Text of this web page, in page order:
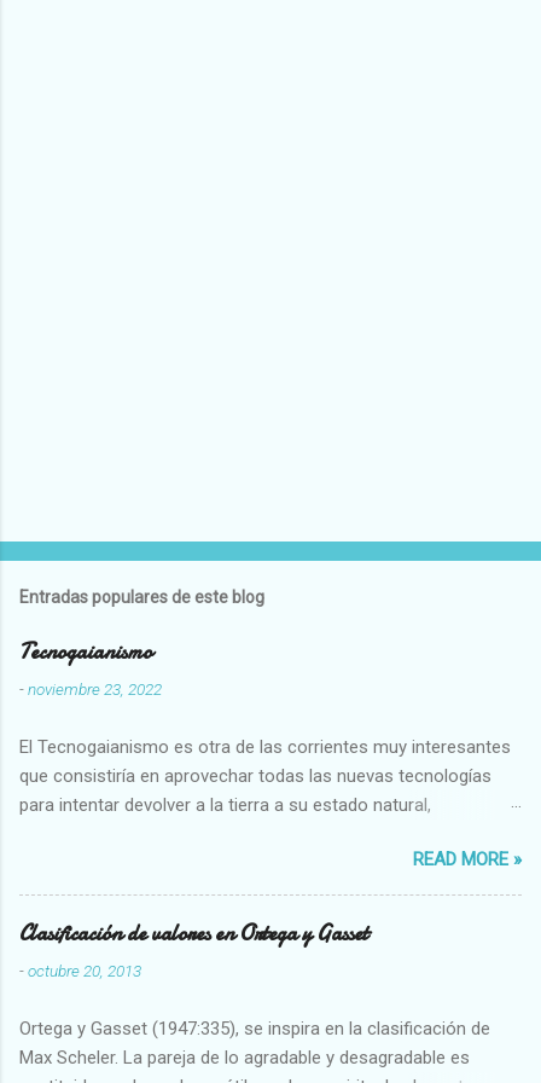
Entradas populares de este blog
Tecnogaianismo
-noviembre 23, 2022
El Tecnogaianismo es otra de las corrientes muy interesantes
que consistiría en aprovechar todas las nuevas tecnologías
para intentar devolver a la tierra a su estado natural,
READ MORE »
Clasificación de valores en Ortega y Gasset
-octubre 20, 2013
Ortega y Gasset (1947:335), se inspira en la clasificación de
Max Scheler. La pareja de lo agradable y desagradable es